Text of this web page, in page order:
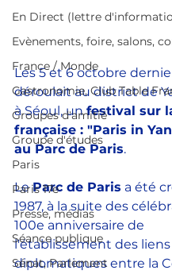
En Direct (lettre
Evènements, foire, salons,
France / Monde
Gastronomie, Club Table
Groupes d'amitié
Groupe d'études
Paris
Paris 17e
Presse, médias
Séance publique
Sénat, Parlement
Les 5 et 6 octobre
déroulait au district de
à Séoul, un festival sur
française : "Paris in
au Parc de Paris.
Le Parc de Paris a été
1987, à la suite des
100e anniversaire de
l'établissement des liens
diplomatiques entre la